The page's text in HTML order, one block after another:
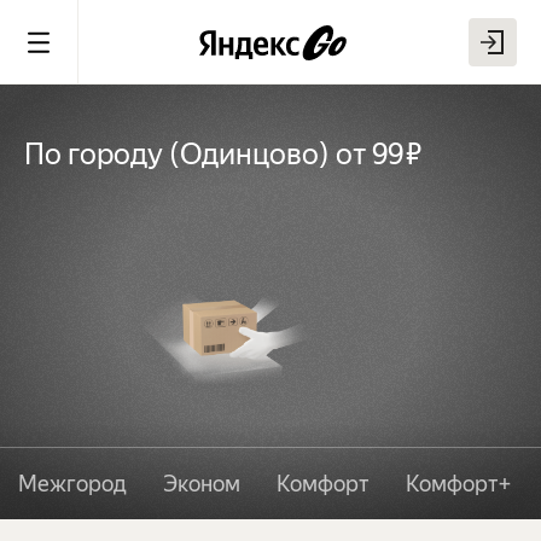
По городу (Одинцово) от 99 ₽
Межгород Эконом Комфорт Комфорт+